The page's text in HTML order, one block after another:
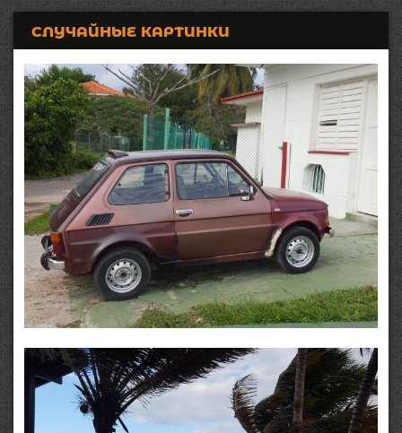
СЛУЧАЙНЫЕ КАРТИНКИ